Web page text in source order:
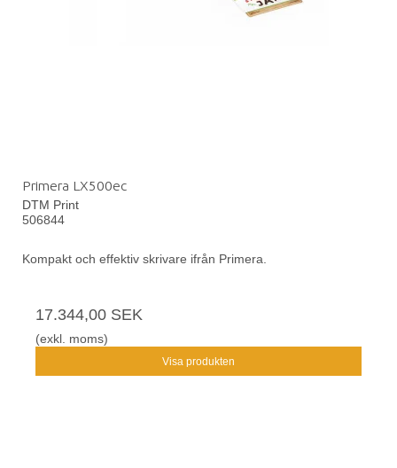
Primera LX500ec
DTM Print
506844
Kompakt och effektiv skrivare ifrån Primera.
17.344,00 SEK
(exkl. moms)
Visa produkten